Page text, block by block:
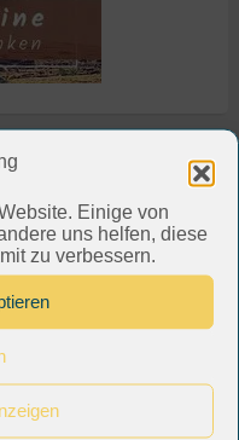
Einige von
uns helfen, diese
zu verbessern.